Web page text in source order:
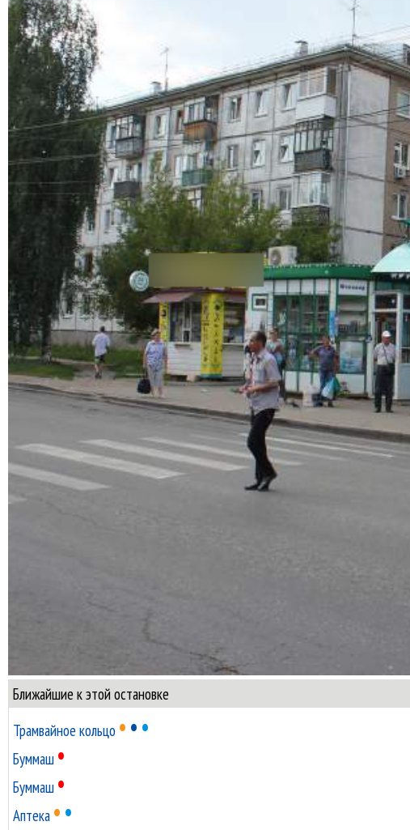
Ближайшие к этой остановке
Трамвайное кольцо •••
Буммаш •
Буммаш •
Аптека ••